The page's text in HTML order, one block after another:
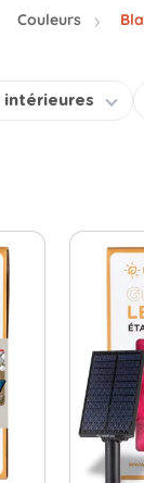
Couleurs
intérieures